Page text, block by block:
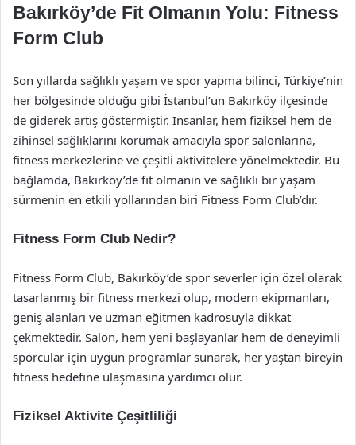
Bakırköy’de Fit Olmanın Yolu: Fitness
Form Club
Son yıllarda sağlıklı yaşam ve spor yapma bilinci, Türkiye’nin
her bölgesinde olduğu gibi İstanbul’un Bakırköy ilçesinde
de giderek artış göstermiştir. İnsanlar, hem fiziksel hem de
zihinsel sağlıklarını korumak amacıyla spor salonlarına,
fitness merkezlerine ve çeşitli aktivitelere yönelmektedir. Bu
bağlamda, Bakırköy’de fit olmanın ve sağlıklı bir yaşam
sürmenin en etkili yollarından biri Fitness Form Club’dır.
Fitness Form Club Nedir?
Fitness Form Club, Bakırköy’de spor severler için özel olarak
tasarlanmış bir fitness merkezi olup, modern ekipmanları,
geniş alanları ve uzman eğitmen kadrosuyla dikkat
çekmektedir. Salon, hem yeni başlayanlar hem de deneyimli
sporcular için uygun programlar sunarak, her yaştan bireyin
fitness hedefine ulaşmasına yardımcı olur.
Fiziksel Aktivite Çeşitliliği